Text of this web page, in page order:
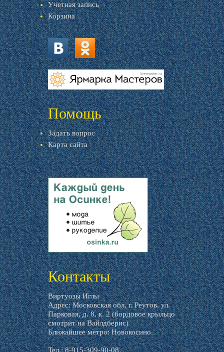
Учетная запись
Корзина
vk.com ok.ru
livemaster.ru
Помощь
Задать вопрос
Карта сайта
livemaster.ru
Контакты
Виртуозы Иглы
Адрес: Московская обл, г. Реутов, ул.
Парковая, д. 8, к. 2 (бордовое крыльцо
смотрит на Вайлдберис)
Ближайшее метро: Новокосино.
Тел.: 8-915-309-90-08